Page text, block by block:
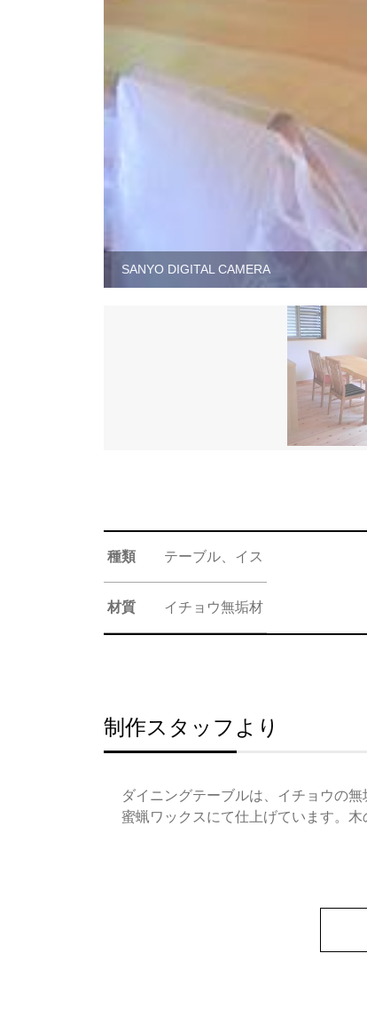
SANYO DIGITAL CAMERA
種類 テーブル、イス
材質 イチョウ無垢材
制作スタッフより
ダイニングテーブルは、イチョウの
蜜蝋ワックスにて仕上げています。